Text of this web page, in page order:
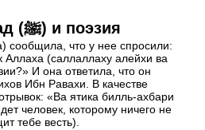
Пророк Мухаммад (ﷺ) и поэзия
сообщила, что у нее спросили:
(саллаллаху алейхи ва
И она ответила, что он
Ибн Равахи. В качестве
«Ва ятика билль-ахбари
человек, которому ничего не
тебе весть).